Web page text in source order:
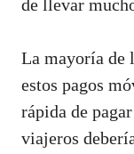
de llevar
La mayoría de
estos pagos
rápida de
viajeros